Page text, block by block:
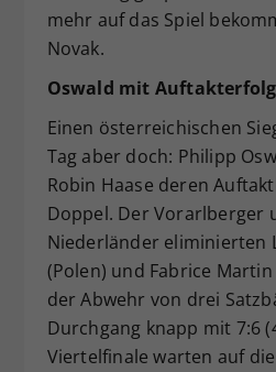
mehr auf das Spiel
Novak.
Oswald mit
Einen österreichischen
Tag aber doch: Philipp
Robin Haase deren
Doppel. Der Vorarlberger
Niederländer eliminierten
(Polen) und Fabrice
der Abwehr von drei
Durchgang knapp mit 7:6
Viertelfinale warten auf